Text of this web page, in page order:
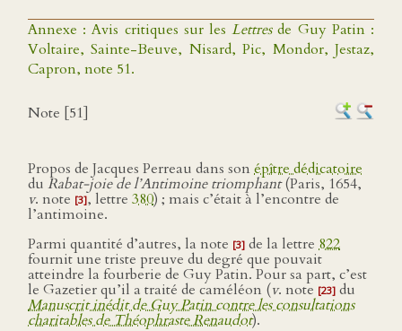
Annexe : Avis critiques sur lesLettresde Guy Patin :
Voltaire, Sainte-Beuve, Nisard, Pic, Mondor, Jestaz,
Capron, note 51.
Note [51]
Propos de Jacques Perreau dans son épître dédicatoire
du Rabat-joie de l’Antimoine triomphant(Paris, 1654,
v. note [3], lettre 380) ; mais c’était à l’encontre de
l’antimoine.
Parmi quantité d’autres, la note [3] de la lettre 822
fournit une triste preuve du degré que pouvait
atteindre la fourberie de Guy Patin. Pour sa part, c’est
le Gazetier qu’il a traité de caméléon (v. note [23] du
Manuscrit inédit de Guy Patin contre les consultations
charitables de Théophraste Renaudot).